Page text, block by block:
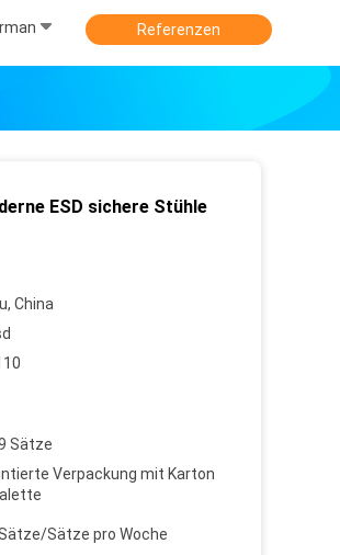
Referenzen
ESD sichere Stühle
China
Sätze
Verpackung mit Karton
Sätze pro Woche